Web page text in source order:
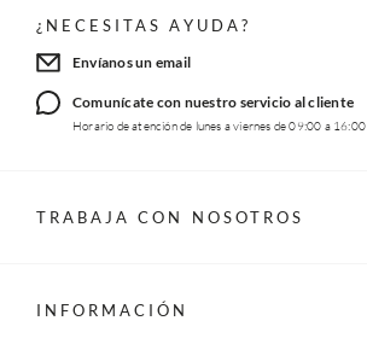
¿NECESITAS AYUDA?
Envíanos un email
Comunícate con nuestro servicio al cliente
Horario de atención de lunes a viernes de 09:00 a 16:00
TRABAJA CON NOSOTROS
INFORMACIÓN